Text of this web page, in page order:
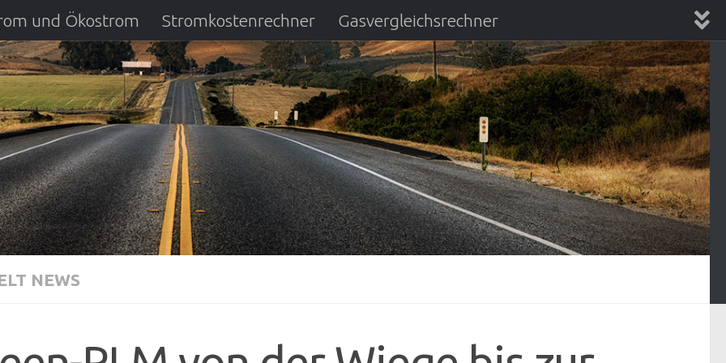
und Ökostrom Stromkostenrechner Gasvergleichsrechner
DSL Anbietervergleich Kreditvergleichsrechner
NEWS